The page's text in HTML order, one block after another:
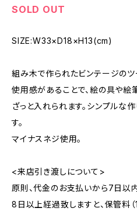
SOLD OUT
SIZE:W33×D18×H13(cm)
組み木で作られたビンテージのツ
使用感があることで、絵の具や絵
ざっと入れられます。シンプルな
す。
マイナスネジ使用。
<来店引き渡しについて>
原則、代金のお支払いから7日以
8日以上経過致しますと、保管料